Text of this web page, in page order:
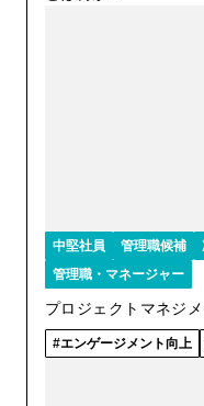
中堅社員 管理職候補
管理職・マネージャー
プロジェクトマネジ
エンゲージメント向上